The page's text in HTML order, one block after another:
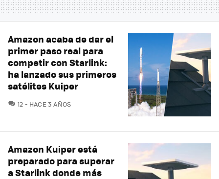
Amazon acaba de dar el
primer paso real para
competir con Starlink:
ha lanzado sus primeros
satélites Kuiper
12 COMENTARIOS
HACE 3 AÑOS
Amazon Kuiper está
preparado para superar
a Starlink donde más